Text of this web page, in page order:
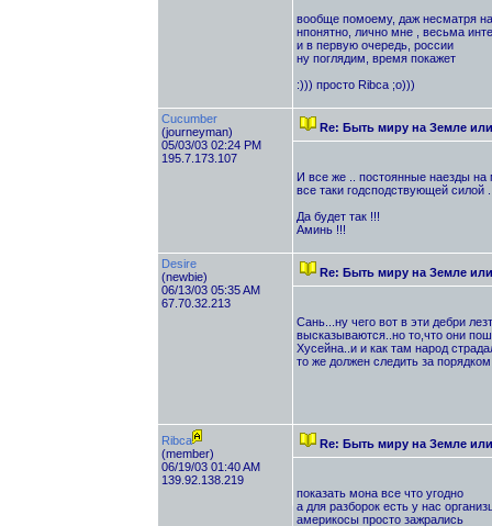
вообще помоему, даж несматря
нпонятно, лично мне , весьма
и в первую очередь, россии
ну поглядим, время покажет
:))) просто Ribca ;о)))
Cucumber
(journeyman)
05/03/03 02:24 PM
195.7.173.107
Re: Быть миру на Земле
И все же .. постоянные наезды на
все таки годсподствующей
Да будет так !!!
Аминь !!!
Desire
(newbie)
06/13/03 05:35 AM
67.70.32.213
Re: Быть миру на Земле
Сань...ну чего вот в эти дебри
высказываются..но то,что они
Хусейна..и и как там народ
то же должен следить за
Ribca
(member)
06/19/03 01:40 AM
139.92.138.219
Re: Быть миру на Земле
показать мона все что угодно
а для разборок есть у нас
америкосы просто зажрались